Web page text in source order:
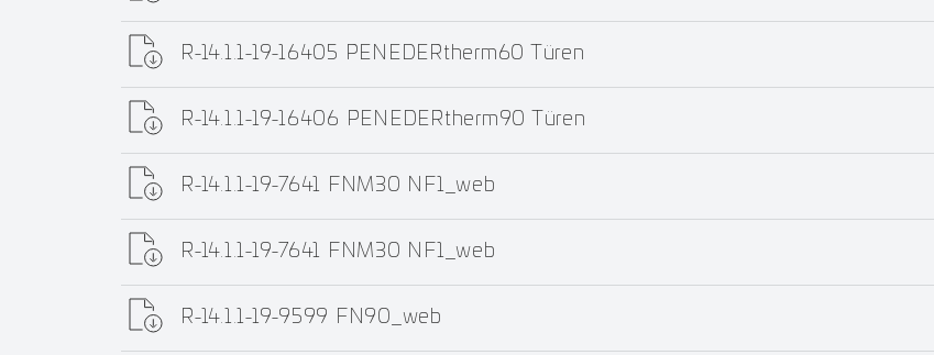
R-14.1.1-19-16405 PENEDERtherm60 Türen
R-14.1.1-19-16406 PENEDERtherm90 Türen
R-14.1.1-19-7641 FNM30 NF1_web
R-14.1.1-19-7641 FNM30 NF1_web
R-14.1.1-19-9599 FN90_web